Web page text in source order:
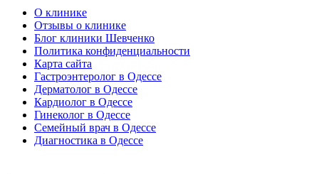
О клинике
Отзывы о клинике
Блог клиники Шевченко
Политика конфиденциальности
Карта сайта
Гастроэнтеролог в Одессе
Дерматолог в Одессе
Кардиолог в Одессе
Гинеколог в Одессе
Семейный врач в Одессе
Диагностика в Одессе